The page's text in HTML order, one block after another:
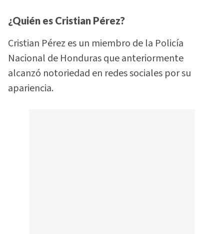
¿Quién es Cristian Pérez?
Cristian Pérez es un miembro de la Policía
Nacional de Honduras que anteriormente
alcanzó notoriedad en redes sociales por su
apariencia.